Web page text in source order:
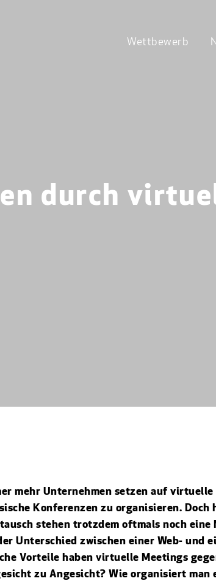
Wettbewerb
durch
mehr Unternehmen setzen auf
Konferenzen zu organisieren.
stehen trotzdem oftmals noch eine
Unterschied zwischen einer Web- und
Vorteile haben virtuelle Meetings
zu Angesicht? Wie organisiert